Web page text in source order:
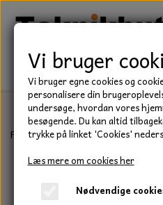
Forside Teknik Lejer
Vi bruger
Vi bruger egne cookies og
personalisere din
undersøge, hvordan vores
besøgende. Du kan altid
trykke på linket 'Cookies'
Læs mere om cookies her
Nødvendige